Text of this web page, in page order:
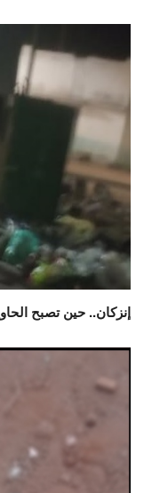
إنزكان.. حين تصبح